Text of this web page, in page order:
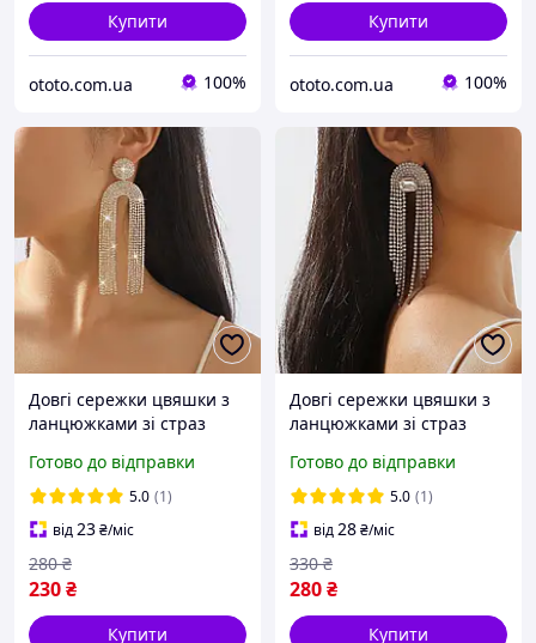
Купити
ototo.com.ua 100%
Купити
ototo.com.ua 100%
Довгі сережки цвяшки з
ланцюжками зі страз
Готово до відправки
5.0 (1)
від23₴/міс
230₴
280 ₴
Купити
Довгі сережки цвяшки з
ланцюжками зі страз
Готово до відправки
5.0 (1)
від28₴/міс
280₴
330 ₴
Купити